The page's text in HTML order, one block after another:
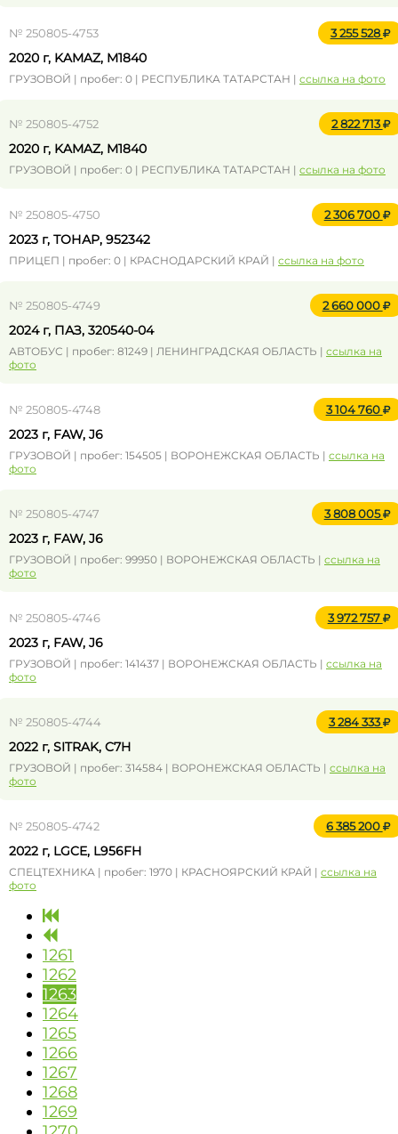
№ 250805-4753 3 255 528
2020 г, KAMAZ, M1840
ГРУЗОВОЙ | пробег: 0 | РЕСПУБЛИКА ТАТАРСТАН | ссылка на фото
№ 250805-4752 2 822 713
2020 г, KAMAZ, M1840
ГРУЗОВОЙ | пробег: 0 | РЕСПУБЛИКА ТАТАРСТАН | ссылка на фото
№ 250805-4750 2 306 700
2023 г, ТОНАР, 952342
ПРИЦЕП | пробег: 0 | КРАСНОДАРСКИЙ КРАЙ | ссылка на фото
№ 250805-4749 2 660 000
2024 г, ПАЗ, 320540-04
АВТОБУС | пробег: 81249 | ЛЕНИНГРАДСКАЯ ОБЛАСТЬ | ссылка на
фото
№ 250805-4748 3 104 760
2023 г, FAW, J6
ГРУЗОВОЙ | пробег: 154505 | ВОРОНЕЖСКАЯ ОБЛАСТЬ | ссылка на
фото
№ 250805-4747 3 808 005
2023 г, FAW, J6
ГРУЗОВОЙ | пробег: 99950 | ВОРОНЕЖСКАЯ ОБЛАСТЬ | ссылка на
фото
№ 250805-4746 3 972 757
2023 г, FAW, J6
ГРУЗОВОЙ | пробег: 141437 | ВОРОНЕЖСКАЯ ОБЛАСТЬ | ссылка на
фото
№ 250805-4744 3 284 333
2022 г, SITRAK, C7H
ГРУЗОВОЙ | пробег: 314584 | ВОРОНЕЖСКАЯ ОБЛАСТЬ | ссылка на
фото
№ 250805-4742 6 385 200
2022 г, LGCE, L956FH
СПЕЦТЕХНИКА | пробег: 1970 | КРАСНОЯРСКИЙ КРАЙ | ссылка на
фото
1261
1262
1263
1264
1265
1266
1267
1268
1269